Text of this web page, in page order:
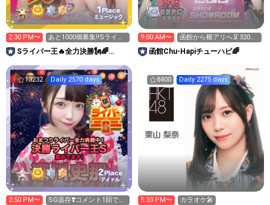
1 Place
ミュージック
2:30 PM〜
あと1000個募集‼️Sライバ
ー王👑投げれます！
Sライバー王🔥全力決勝🗽🌈
9:00 AM〜
函館から横アリへ🦑320万
pt目標！キラ星求！
函館Chu-Hapiチューハピ🌈
13232 Daily 2570 days
2Place
アイドル
2:50 PM〜
SG温存❣️コメント1回で無
8400 Daily 2275 days
5:33 PM〜 カラオケ🎤